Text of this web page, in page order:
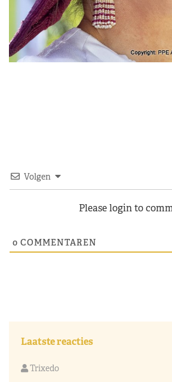
Volgen
Please login to
0 COMMENTAREN
Laatste reacties
Trixedo